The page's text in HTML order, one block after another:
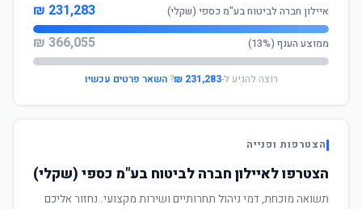
איילון חברה לביטוח בע"מ כספי (שקלי) 231,283 ₪
ממוצע הענף (13%) 366,055 ₪
רוצה להגיע ל-231,283 ₪
?השאר פרטים עכשיו
הצטרפות ופנייה
הצטרפו לאיילון חברה לביטוח בע"מ כספי (שקלי)
תשואה מוכחת, דמי ניהול תחרותיים ושירות מקצועי. נחזור אליכם